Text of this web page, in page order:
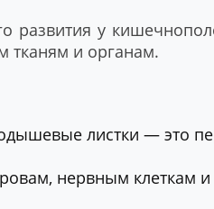
развития у
тканям и органам.
листки — это
нервным клеткам